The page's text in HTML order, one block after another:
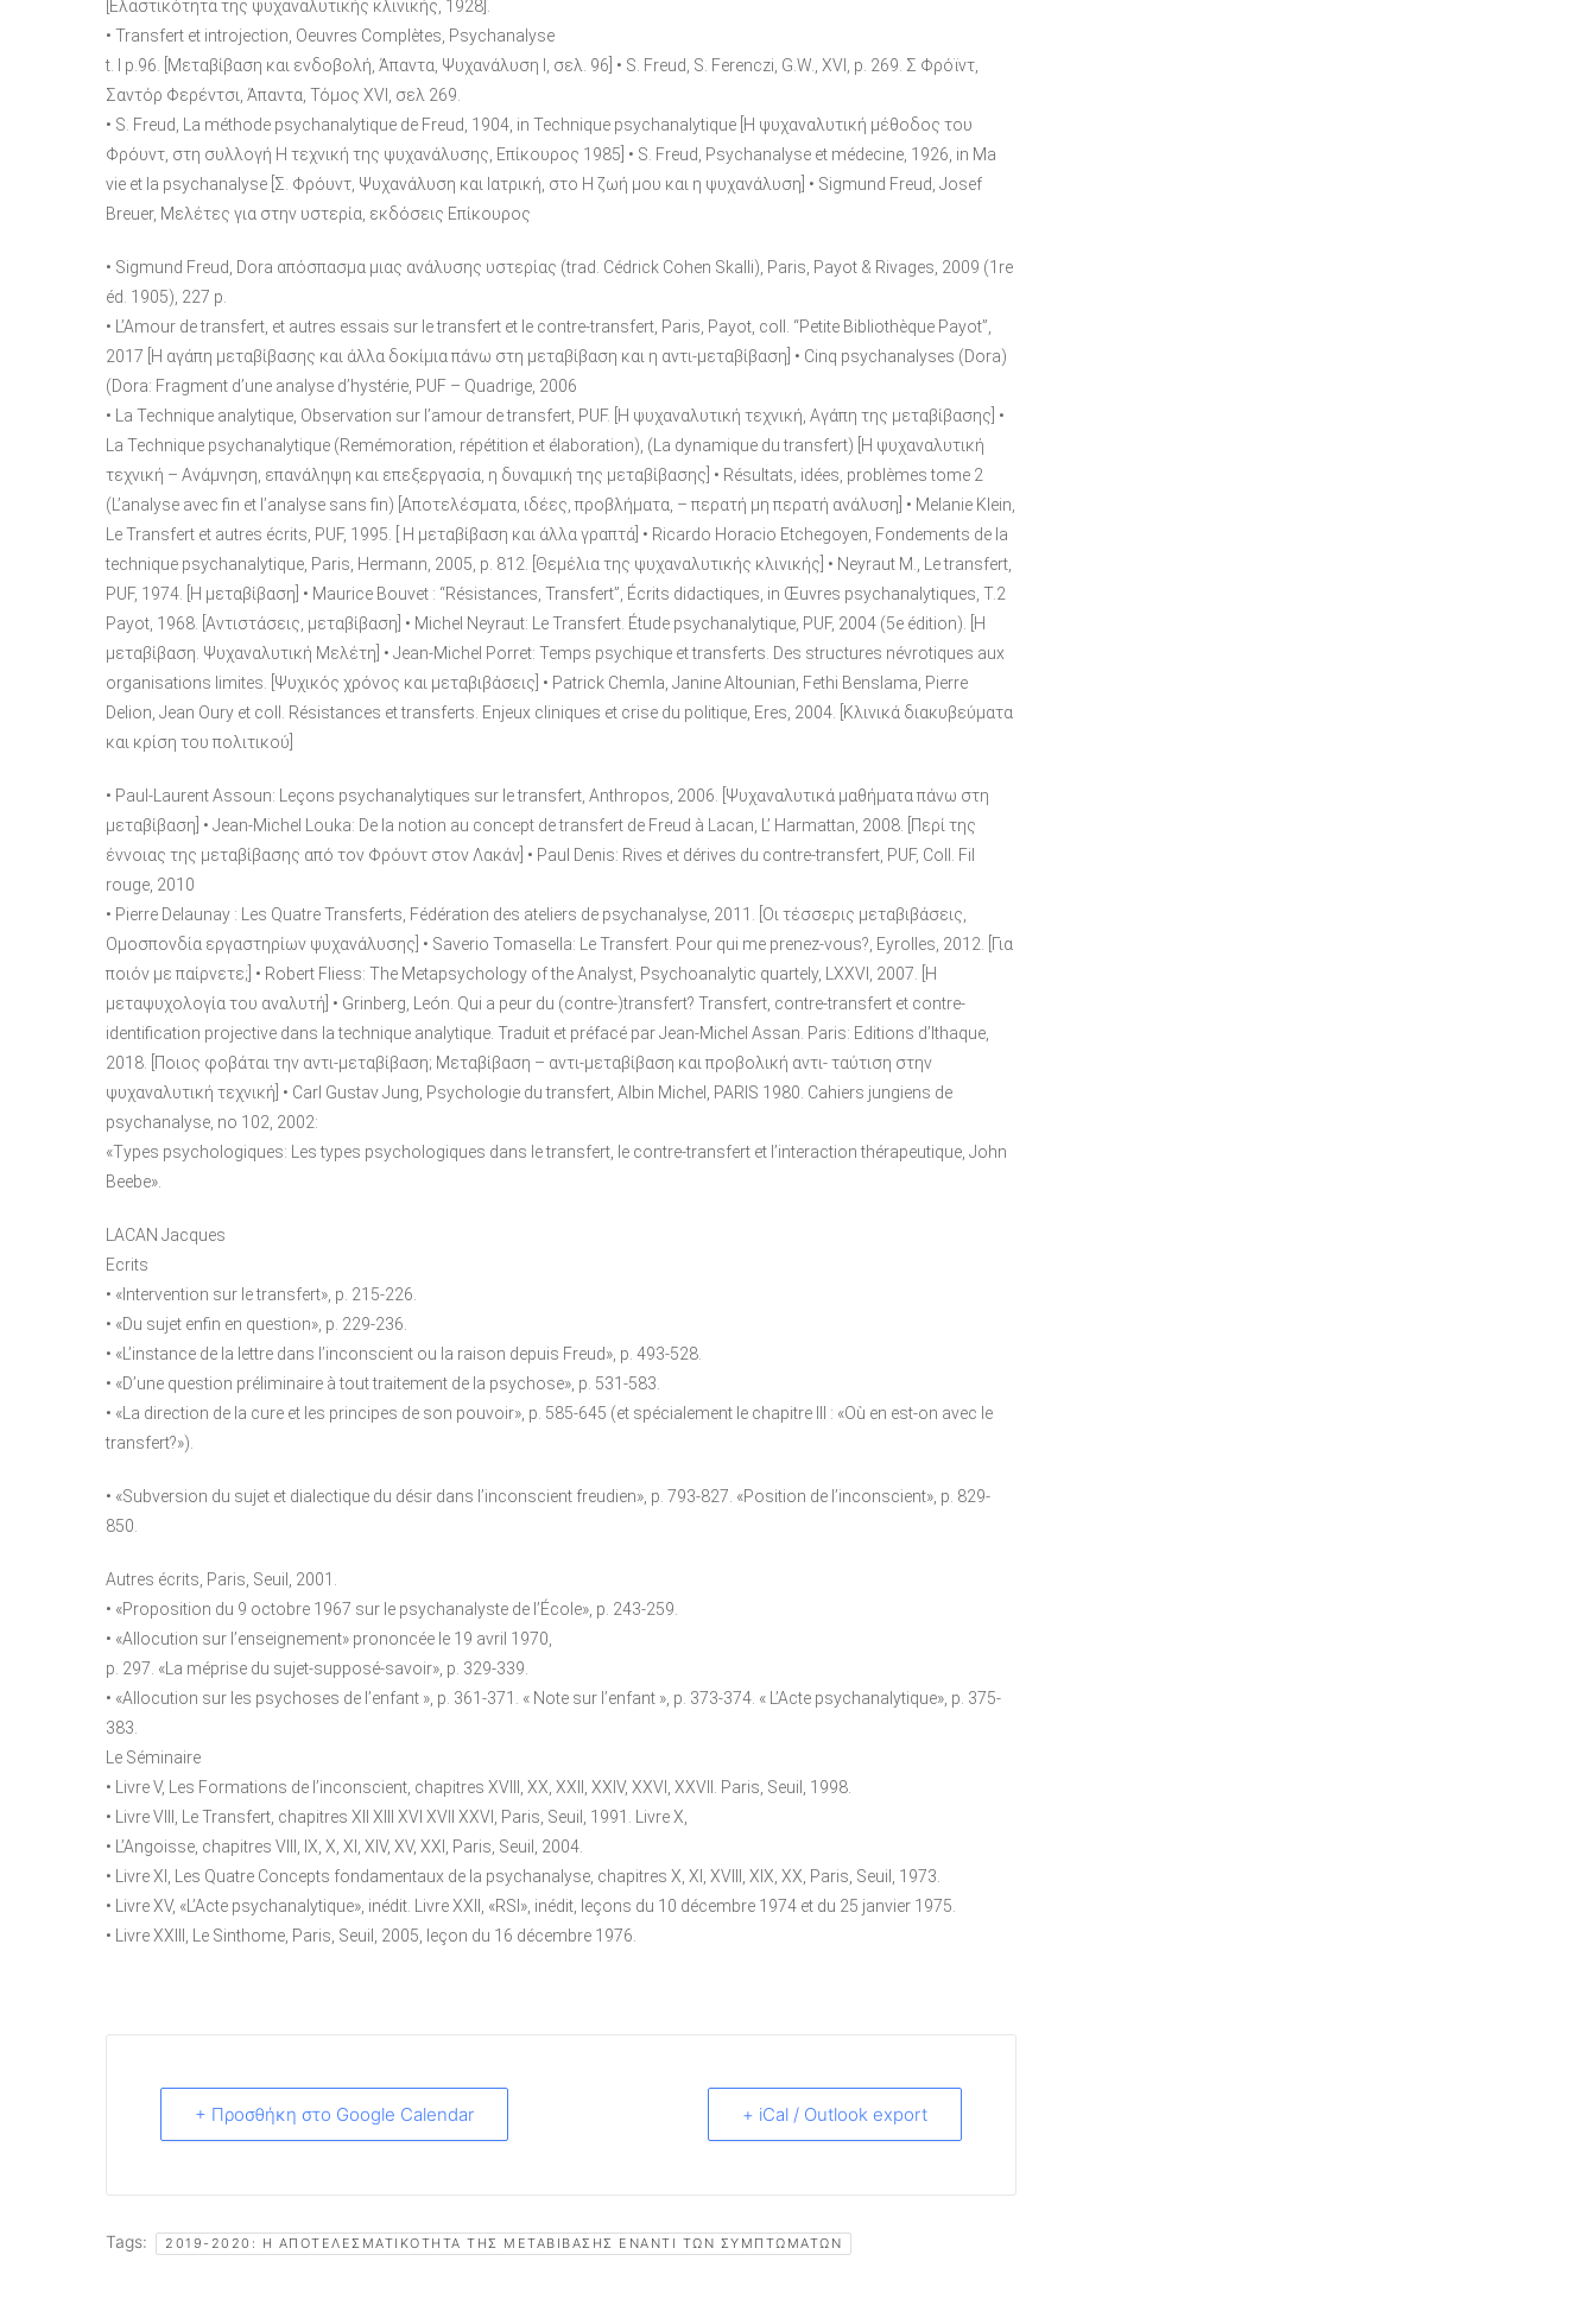
[Ελαστικότητα της ψυχαναλυτικής κλινικής, 1928].
• Transfert et introjection, Oeuvres Complètes, Psychanalyse
t. I p.96. [Μεταβίβαση και ενδοβολή, Άπαντα, Ψυχανάλυση Ι, σελ. 96] • S. Freud, S. Ferenczi, G.W., XVI, p. 269. Σ Φρόϊντ,
Σαντόρ Φερέντσι, Άπαντα, Τόμος ΧVI, σελ 269.
• S. Freud, La méthode psychanalytique de Freud, 1904, in Technique psychanalytique [Η ψυχαναλυτική μέθοδος του
Φρόυντ, στη συλλογή Η τεχνική της ψυχανάλυσης, Επίκουρος 1985] • S. Freud, Psychanalyse et médecine, 1926, in Ma
vie et la psychanalyse [Σ. Φρόυντ, Ψυχανάλυση και Ιατρική, στο Η ζωή μου και η ψυχανάλυση] • Sigmund Freud, Josef
Breuer, Μελέτες για στην υστερία, εκδόσεις Επίκουρος
• Sigmund Freud, Dora απόσπασμα μιας ανάλυσης υστερίας (trad. Cédrick Cohen Skalli), Paris, Payot & Rivages, 2009 (1re
éd. 1905), 227 p.
• L’Amour de transfert, et autres essais sur le transfert et le contre-transfert, Paris, Payot, coll. “Petite Bibliothèque Payot”,
2017 [Η αγάπη μεταβίβασης και άλλα δοκίμια πάνω στη μεταβίβαση και η αντι-μεταβίβαση] • Cinq psychanalyses (Dora)
(Dora: Fragment d’une analyse d’hystérie, PUF – Quadrige, 2006
• La Technique analytique, Observation sur l’amour de transfert, PUF. [Η ψυχαναλυτική τεχνική, Αγάπη της μεταβίβασης] •
La Technique psychanalytique (Remémoration, répétition et élaboration), (La dynamique du transfert) [Η ψυχαναλυτική
τεχνική – Ανάμνηση, επανάληψη και επεξεργασία, η δυναμική της μεταβίβασης] • Résultats, idées, problèmes tome 2
(L’analyse avec fin et l’analyse sans fin) [Αποτελέσματα, ιδέες, προβλήματα, – περατή μη περατή ανάλυση] • Melanie Klein,
Le Transfert et autres écrits, PUF, 1995. [ Η μεταβίβαση και άλλα γραπτά] • Ricardo Horacio Etchegoyen, Fondements de la
technique psychanalytique, Paris, Hermann, 2005, p. 812. [Θεμέλια της ψυχαναλυτικής κλινικής] • Neyraut M., Le transfert,
PUF, 1974. [Η μεταβίβαση] • Maurice Bouvet : “Résistances, Transfert”, Écrits didactiques, in Œuvres psychanalytiques, T.2
Payot, 1968. [Αντιστάσεις, μεταβίβαση] • Michel Neyraut: Le Transfert. Étude psychanalytique, PUF, 2004 (5e édition). [Η
μεταβίβαση. Ψυχαναλυτική Μελέτη] • Jean-Michel Porret: Temps psychique et transferts. Des structures névrotiques aux
organisations limites. [Ψυχικός χρόνος και μεταβιβάσεις] • Patrick Chemla, Janine Altounian, Fethi Benslama, Pierre
Delion, Jean Oury et coll. Résistances et transferts. Enjeux cliniques et crise du politique, Eres, 2004. [Κλινικά διακυβεύματα
και κρίση του πολιτικού]
• Paul-Laurent Assoun: Leçons psychanalytiques sur le transfert, Anthropos, 2006. [Ψυχαναλυτικά μαθήματα πάνω στη
μεταβίβαση] • Jean-Michel Louka: De la notion au concept de transfert de Freud à Lacan, L’ Harmattan, 2008. [Περί της
έννοιας της μεταβίβασης από τον Φρόυντ στον Λακάν] • Paul Denis: Rives et dérives du contre-transfert, PUF, Coll. Fil
rouge, 2010
• Pierre Delaunay : Les Quatre Transferts, Fédération des ateliers de psychanalyse, 2011. [Οι τέσσερις μεταβιβάσεις,
Ομοσπονδία εργαστηρίων ψυχανάλυσης] • Saverio Tomasella: Le Transfert. Pour qui me prenez-vous?, Eyrolles, 2012. [Για
ποιόν με παίρνετε;] • Robert Fliess: The Metapsychology of the Analyst, Psychoanalytic quartely, LXXVI, 2007. [Η
μεταψυχολογία του αναλυτή] • Grinberg, León. Qui a peur du (contre-)transfert? Transfert, contre-transfert et contre-
identification projective dans la technique analytique. Traduit et préfacé par Jean-Michel Assan. Paris: Editions d’Ithaque,
2018. [Ποιος φοβάται την αντι-μεταβίβαση; Μεταβίβαση – αντι-μεταβίβαση και προβολική αντι- ταύτιση στην
ψυχαναλυτική τεχνική] • Carl Gustav Jung, Psychologie du transfert, Albin Michel, PARIS 1980. Cahiers jungiens de
psychanalyse, no 102, 2002:
«Types psychologiques: Les types psychologiques dans le transfert, le contre-transfert et l’interaction thérapeutique, John
Beebe».
LACAN Jacques
Ecrits
• «Intervention sur le transfert», p. 215-226.
• «Du sujet enfin en question», p. 229-236.
• «L’instance de la lettre dans l’inconscient ou la raison depuis Freud», p. 493-528.
• «D’une question préliminaire à tout traitement de la psychose», p. 531-583.
• «La direction de la cure et les principes de son pouvoir», p. 585-645 (et spécialement le chapitre III : «Où en est-on avec le
transfert?»).
• «Subversion du sujet et dialectique du désir dans l’inconscient freudien», p. 793-827. «Position de l’inconscient», p. 829-
850.
Autres écrits, Paris, Seuil, 2001.
• «Proposition du 9 octobre 1967 sur le psychanalyste de l’École», p. 243-259.
• «Allocution sur l’enseignement» prononcée le 19 avril 1970,
p. 297. «La méprise du sujet-supposé-savoir», p. 329-339.
• «Allocution sur les psychoses de l’enfant », p. 361-371. « Note sur l’enfant », p. 373-374. « L’Acte psychanalytique», p. 375-
383.
Le Séminaire
• Livre V, Les Formations de l’inconscient, chapitres XVIII, XX, XXII, XXIV, XXVI, XXVII. Paris, Seuil, 1998.
• Livre VIII, Le Transfert, chapitres XII XIII XVI XVII XXVI, Paris, Seuil, 1991. Livre X,
• L’Angoisse, chapitres VIII, IX, X, XI, XIV, XV, XXI, Paris, Seuil, 2004.
• Livre XI, Les Quatre Concepts fondamentaux de la psychanalyse, chapitres X, XI, XVIII, XIX, XX, Paris, Seuil, 1973.
• Livre XV, «L’Acte psychanalytique», inédit. Livre XXII, «RSI», inédit, leçons du 10 décembre 1974 et du 25 janvier 1975.
• Livre XXIII, Le Sinthome, Paris, Seuil, 2005, leçon du 16 décembre 1976.
+ Προσθήκη στο Google Calendar + iCal / Outlook export
Tags: 2019-2020: Η ΑΠΟΤΕΛΕΣΜΑΤΙΚΌΤΗΤΑ ΤΗΣ ΜΕΤΑΒΊΒΑΣΗΣ ΈΝΑΝΤΙ ΤΩΝ ΣΥΜΠΤΩΜΆΤΩΝ